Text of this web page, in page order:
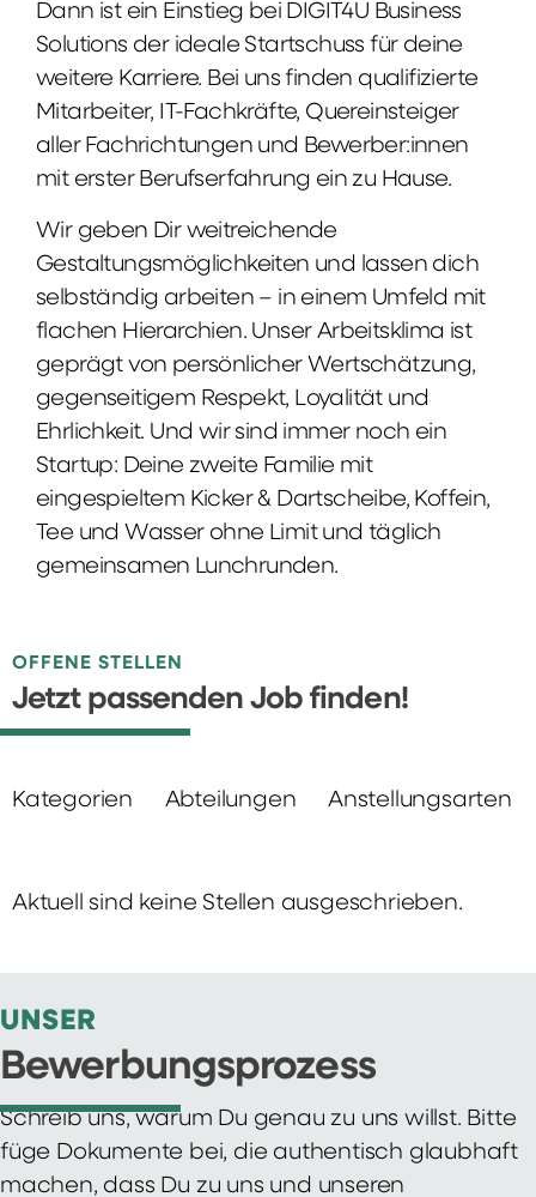
Dann ist ein Einstieg bei DIGIT4U Business
Solutions der ideale Startschuss für deine
weitere Karriere. Bei uns finden qualifizierte
Mitarbeiter, IT-Fachkräfte, Quereinsteiger
aller Fachrichtungen und Bewerber:innen
mit erster Berufserfahrung ein zu Hause.
Wir geben Dir weitreichende
Gestaltungsmöglichkeiten und lassen dich
selbständig arbeiten – in einem Umfeld mit
flachen Hierarchien. Unser Arbeitsklima ist
geprägt von persönlicher Wertschätzung,
gegenseitigem Respekt, Loyalität und
Ehrlichkeit. Und wir sind immer noch ein
Startup: Deine zweite Familie mit
eingespieltem Kicker & Dartscheibe, Koffein,
Tee und Wasser ohne Limit und täglich
gemeinsamen Lunchrunden.
OFFENE STELLEN
Jetzt passenden Job finden!
Kategorien Abteilungen Anstellungsarten
Aktuell sind keine Stellen ausgeschrieben.
UNSER
Bewerbungsprozess
Schreib uns, warum Du genau zu uns willst. Bitte
füge Dokumente bei, die authentisch glaubhaft
machen, dass Du zu uns und unseren